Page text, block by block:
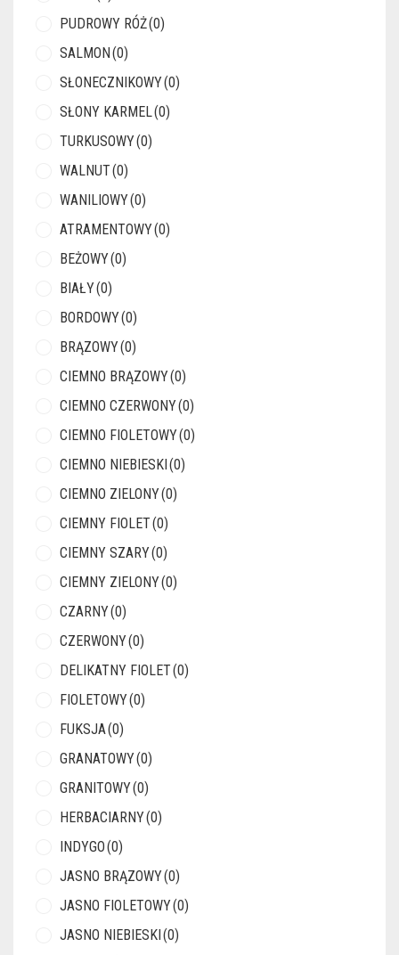
PUDROWY RÓŻ(0)
SALMON(0)
SŁONECZNIKOWY(0)
SŁONY KARMEL(0)
TURKUSOWY(0)
WALNUT(0)
WANILIOWY(0)
ATRAMENTOWY(0)
BEŻOWY(0)
BIAŁY(0)
BORDOWY(0)
BRĄZOWY(0)
CIEMNO BRĄZOWY(0)
CIEMNO CZERWONY(0)
CIEMNO FIOLETOWY(0)
CIEMNO NIEBIESKI(0)
CIEMNO ZIELONY(0)
CIEMNY FIOLET(0)
CIEMNY SZARY(0)
CIEMNY ZIELONY(0)
CZARNY(0)
CZERWONY(0)
DELIKATNY FIOLET(0)
FIOLETOWY(0)
FUKSJA(0)
GRANATOWY(0)
GRANITOWY(0)
HERBACIARNY(0)
INDYGO(0)
JASNO BRĄZOWY(0)
JASNO FIOLETOWY(0)
JASNO NIEBIESKI(0)